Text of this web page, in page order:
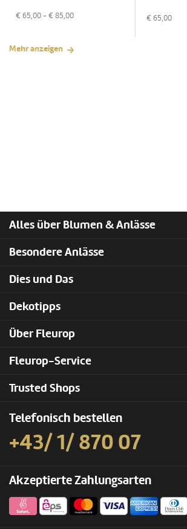
€ 65,00 - € 85,00 € 65,00
Mehr anzeigen
Alles über Blumen & Anlässe
Besondere Anlässe
Dies und Das
Dekotipps
Über Fleurop
Fleurop-Service
Trusted Shops
Telefonisch bestellen
+43/ 1/ 870 07
Akzeptierte Zahlungsarten